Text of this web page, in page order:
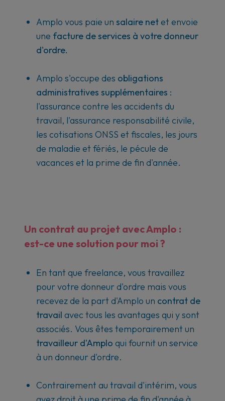
Amplo vous paie un salaire netet envoie
une facture de services à votre donneur
d'ordre.
Amplo s'occupe des obligations
administratives supplémentaires :
l'assurance contre les accidents du
travail, l'assurance responsabilité civile,
les cotisations ONSS et fiscales, les jours
de maladie et fériés, le pécule de
vacances et la prime de fin d'année.
Un contrat au projet avec Amplo :
est-ce une solution pour moi ?
En tant que freelance, vous travaillez
pour votre donneur d'ordre mais vous
recevez de la part d'Amplo un contrat de
travail avec tous les avantages qui y sont
associés. Vous êtes temporairement un
travailleur d'Amplo qui fournit un service
à un donneur d'ordre.
Contrairement au travail d'intérim, vous